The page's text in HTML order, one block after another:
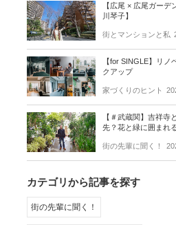
【広尾 × 広尾ガーデ
川琴子】
街とマンションと私
【for SINGLE】リノ
クアップ
家づくりのヒント
【＃武蔵関】吉祥寺
先？花と緑に囲まれ
街の先輩に聞く！
カテゴリから記事を探す
街の先輩に聞く！